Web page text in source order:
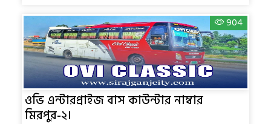
904
ওভি এন্টারপ্রাইজ বাস কাউন্টার নাম্বার
মিরপুর-২।